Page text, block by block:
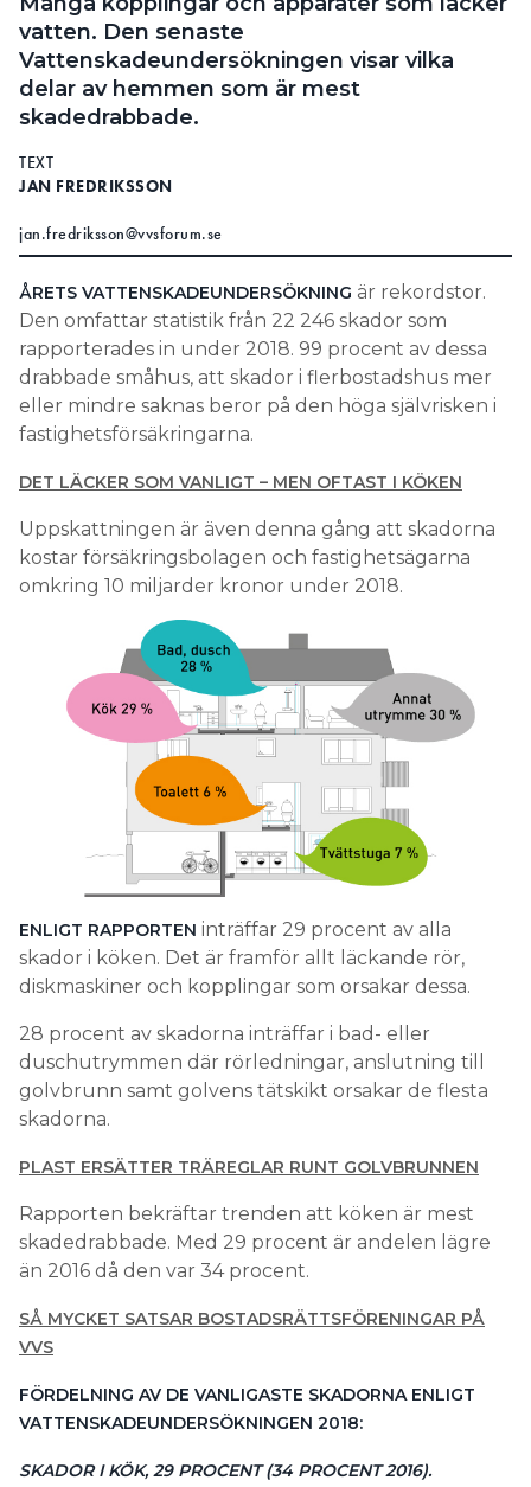
Information om GDPR
Search for:
SEARCH
vatten. Den senaste
Vattenskadeundersökningen visar vilka
delar av hemmen som är mest
skadedrabbade.
TEXT
JAN FREDRIKSSON
jan.fredriksson@vvsforum.se
ÅRETS VATTENSKADEUNDERSÖKNING är rekordstor.
Den omfattar statistik från 22 246 skador som
rapporterades in under 2018. 99 procent av dessa
drabbade småhus, att skador i flerbostadshus mer
eller mindre saknas beror på den höga självrisken i
fastighetsförsäkringarna.
DET LÄCKER SOM VANLIGT – MEN OFTAST I KÖKEN
Uppskattningen är även denna gång att skadorna
kostar försäkringsbolagen och fastighetsägarna
omkring 10 miljarder kronor under 2018.
ENLIGT RAPPORTEN inträffar 29 procent av alla
skador i köken. Det är framför allt läckande rör,
diskmaskiner och kopplingar som orsakar dessa.
28 procent av skadorna inträffar i bad- eller
duschutrymmen där rörledningar, anslutning till
golvbrunn samt golvens tätskikt orsakar de flesta
skadorna.
PLAST ERSÄTTER TRÄREGLAR RUNT GOLVBRUNNEN
Rapporten bekräftar trenden att köken är mest
skadedrabbade. Med 29 procent är andelen lägre
än 2016 då den var 34 procent.
SÅ MYCKET SATSAR BOSTADSRÄTTSFÖRENINGAR PÅ
VVS
FÖRDELNING AV DE VANLIGASTE SKADORNA ENLIGT
VATTENSKADEUNDERSÖKNINGEN 2018:
SKADOR I KÖK, 29 PROCENT (34 PROCENT 2016).